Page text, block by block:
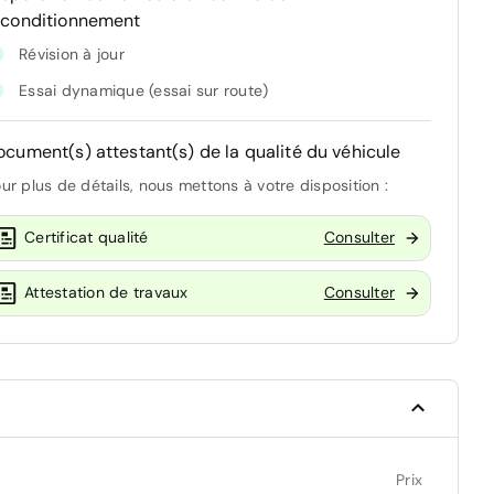
Révision à jour
Essai dynamique (essai sur route)
attestant(s) de la qualité du véhicule
plus de détails, nous mettons à votre disposition :
Certificat qualité Consulter
Attestation de travaux Consulter
Prix